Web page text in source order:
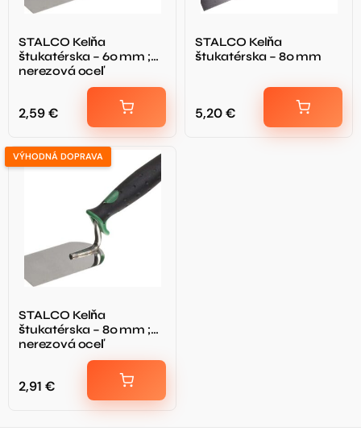
STALCO Kelňa
štukatérska – 60 mm ;
nerezová oceľ
2,59€
STALCO Kelňa
štukatérska – 80 mm
5,20€
VÝHODNÁ DOPRAVA
STALCO Kelňa
štukatérska – 80 mm ;
nerezová oceľ
2,91 €